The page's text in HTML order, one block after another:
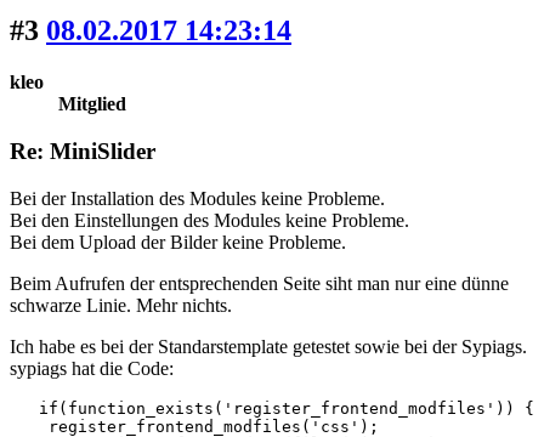
#3 08.02.2017 14:23:14
kleo
Mitglied
Re: MiniSlider
Bei der Installation des Modules keine Probleme.
Bei den Einstellungen des Modules keine Probleme.
Bei dem Upload der Bilder keine Probleme.
Beim Aufrufen der entsprechenden Seite siht man nur eine dünne
schwarze Linie. Mehr nichts.
Ich habe es bei der Standarstemplate getestet sowie bei der Sypiags.
sypiags hat die Code:
   if(function_exists('register_frontend_modfiles')) {
    register_frontend_modfiles('css');